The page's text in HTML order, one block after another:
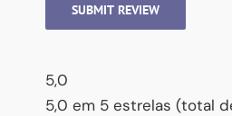
SUBMIT REVIEW
5,0
5,0 em 5 estrelas (total